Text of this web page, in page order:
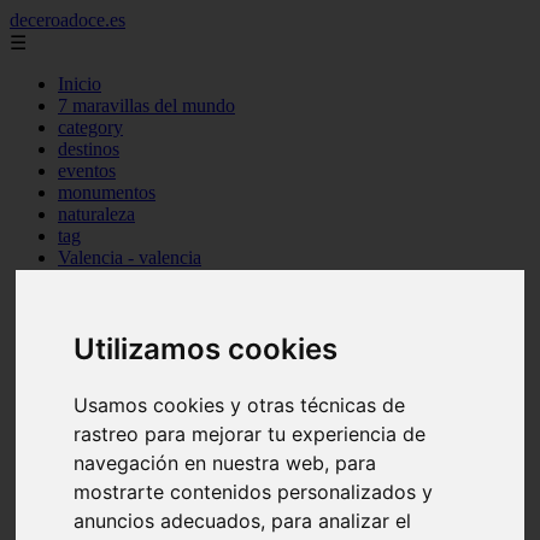
Utilizamos cookies
Usamos cookies y otras técnicas de
rastreo para mejorar tu experiencia de
navegación en nuestra web, para
mostrarte contenidos personalizados y
anuncios adecuados, para analizar el
deceroadoce.es
☰
Inicio
7 maravillas del mundo
category
destinos
eventos
monumentos
naturaleza
tag
Valencia - valencia
Sevilla - bormujos
Santa-cruz-de-tenerife - santiago-del-teide
Murcia - murcia
Alicante - benidorm
Alicante - finestrat
Almería - mojácar
Alicante - orihuela
Huesca - jaca